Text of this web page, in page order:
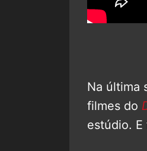
Na última
filmes do
estúdio. E